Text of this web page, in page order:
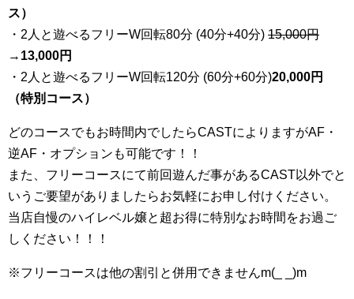
ス）
・2人と遊べるフリーW回転80分 (40分+40分) 15,000円
→ 13,000円
・2人と遊べるフリーW回転120分 (60分+60分)20,000円
（特別コース）
どのコースでもお時間内でしたらCASTによりますがAF・
逆AF・オプションも可能です！！
また、フリーコースにて前回遊んだ事があるCAST以外でと
いうご要望がありましたらお気軽にお申し付けください。
当店自慢のハイレベル嬢と超お得に特別なお時間をお過ご
しください！！！
※フリーコースは他の割引と併用できませんm(_ _)m